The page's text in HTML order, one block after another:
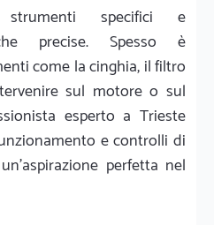
strumenti specifici e
precise. Spesso è
come la cinghia, il filtro
sul motore o sul
esperto a Trieste
e controlli di
perfetta nel